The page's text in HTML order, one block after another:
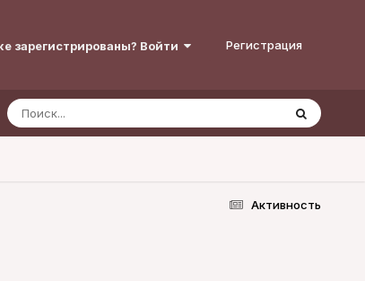
зарегистрированы? Войти Регистрация
Активность